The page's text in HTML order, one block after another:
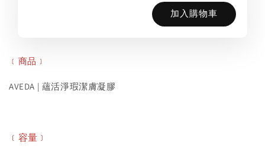
加入購物車
﹝商品﹞
AVEDA | 蘊活淨瑕潔膚凝膠
﹝容量﹞